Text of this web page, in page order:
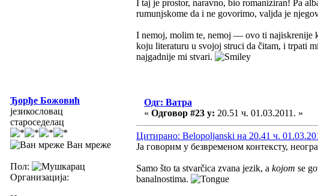
I taj je prostor, naravno, bio romaniziran! Pa
rumunjskome da i ne govorimo, valjda je
I nemoj, molim te, nemoj — ovo ti najiskrenije
koju literaturu u svojoj struci da čitam, i trpati
najgadnije mi stvari.
Ђорђе Божовић
језикословац
староседелац
Ван мреже
Пол:
Организација:
Одг: Ватра
« Одговор #23 у: 20.51 ч. 01.03.2011. »
Цитирано: Belopoljanski на 20.41 ч.
Ја говорим у безвременом контексту,
Samo što ta stvarčica zvana jezik, a kojom se
banalnostima.